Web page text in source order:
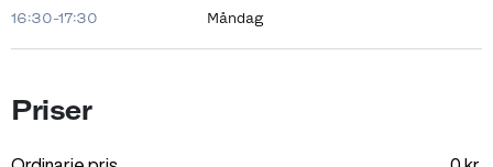
16:30-17:30 Måndag
Priser